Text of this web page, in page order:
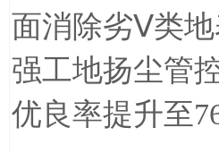
面消除劣Ⅴ类
强工地扬尘管
优良率提升至